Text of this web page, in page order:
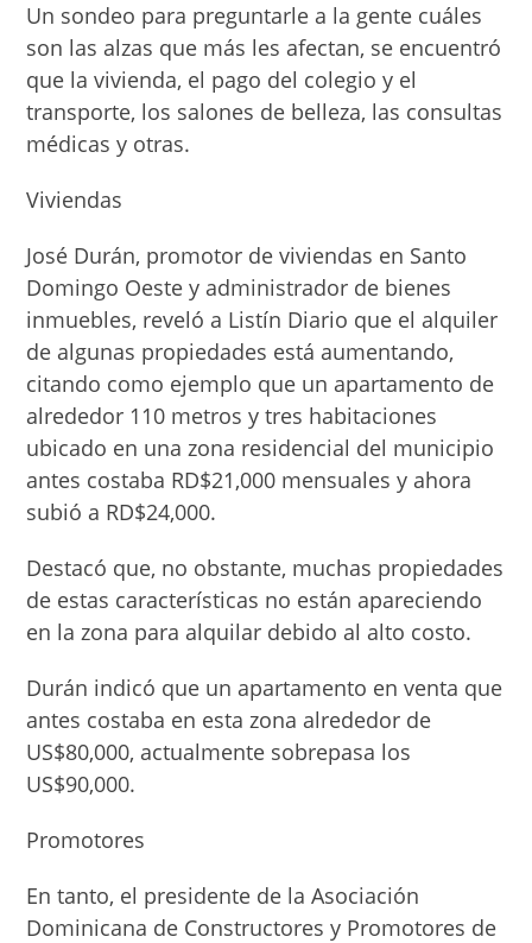
Un sondeo para preguntarle a la gente cuáles
son las al­zas que más les afectan, se encuentró
que la vivien­da, el pago del colegio y el
transporte, los salones de belleza, las consultas
mé­dicas y otras.
Viviendas
José Durán, promotor de viviendas en Santo
Do­mingo Oeste y administra­dor de bienes
inmuebles, reveló a Listín Diario que el alquiler
de algunas pro­piedades está aumentan­do,
citando como ejemplo que un apartamento de
al­rededor 110 metros y tres habitaciones
ubicado en una zona residencial del municipio
antes costaba RD$21,000 mensuales y ahora
subió a RD$24,000.
Destacó que, no obstan­te, muchas propiedades
de estas características no están apareciendo
en la zona para alquilar debido al alto costo.
Durán indicó que un apartamento en venta que
antes costaba en esta zona alrededor de
US$80,000, actualmente sobrepasa los
US$90,000.
Promotores
En tanto, el presidente de la Asociación
Dominicana de Constructores y Promo­tores de